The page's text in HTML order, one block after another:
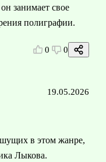
занимает свое
полиграфии.
0 0
19.05.2026
в этом жанре,
Лыкова.